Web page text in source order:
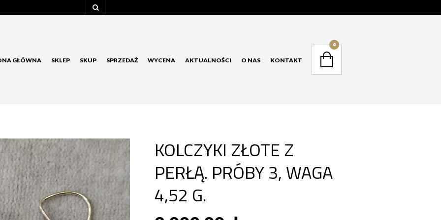
GŁÓWNA SKLEP SKUP SPRZEDAŻ WYCENA AKTUALNOŚCI O NAS KONTAKT
0
KOLCZYKI ZŁOTE Z
PERŁĄ. PRÓBY 3, WAGA
4,52 G.